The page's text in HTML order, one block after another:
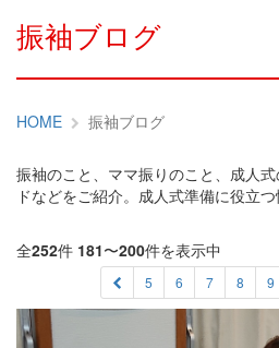
振袖ブログ
HOME 振袖ブログ
振袖のこと、ママ振りのこと、成人
ドなどをご紹介。成人式準備に役立つ
全252件 181〜200件を表示中
5 6 7 8 9